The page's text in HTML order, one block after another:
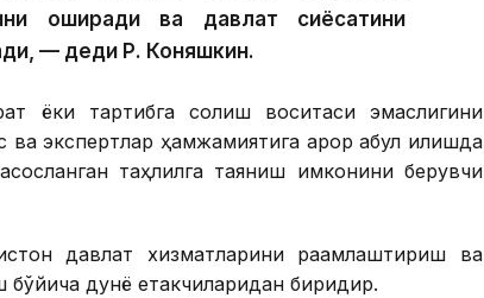
оширади ва давлат сиёсатини
— деди Р. Коняшкин.
ёки тартибга солиш воситаси эмаслигини
экспертлар ҳамжамиятига қарор қабул қилишда
таҳлилга таяниш имконини берувчи
давлат хизматларини рақамлаштириш ва
дунё етакчиларидан биридир.